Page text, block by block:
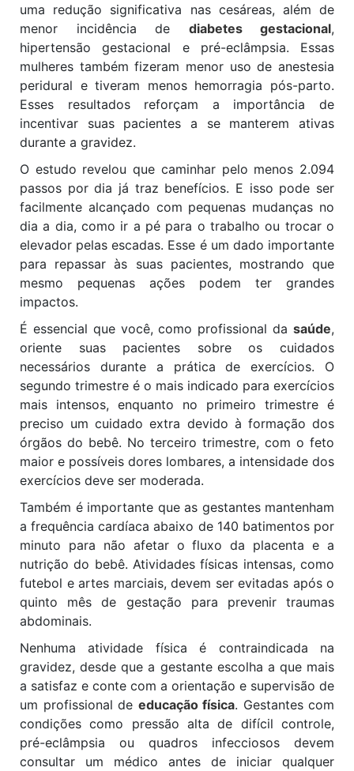
uma redução significativa nas cesáreas, além de
menor incidência de diabetes gestacional,
hipertensão gestacional e pré-eclâmpsia. Essas
mulheres também fizeram menor uso de anestesia
peridural e tiveram menos hemorragia pós-parto.
Esses resultados reforçam a importância de
incentivar suas pacientes a se manterem ativas
durante a gravidez.
O estudo revelou que caminhar pelo menos 2.094
passos por dia já traz benefícios. E isso pode ser
facilmente alcançado com pequenas mudanças no
dia a dia, como ir a pé para o trabalho ou trocar o
elevador pelas escadas. Esse é um dado importante
para repassar às suas pacientes, mostrando que
mesmo pequenas ações podem ter grandes
impactos.
É essencial que você, como profissional da saúde,
oriente suas pacientes sobre os cuidados
necessários durante a prática de exercícios. O
segundo trimestre é o mais indicado para exercícios
mais intensos, enquanto no primeiro trimestre é
preciso um cuidado extra devido à formação dos
órgãos do bebê. No terceiro trimestre, com o feto
maior e possíveis dores lombares, a intensidade dos
exercícios deve ser moderada.
Também é importante que as gestantes mantenham
a frequência cardíaca abaixo de 140 batimentos por
minuto para não afetar o fluxo da placenta e a
nutrição do bebê. Atividades físicas intensas, como
futebol e artes marciais, devem ser evitadas após o
quinto mês de gestação para prevenir traumas
abdominais.
Nenhuma atividade física é contraindicada na
gravidez, desde que a gestante escolha a que mais
a satisfaz e conte com a orientação e supervisão de
um profissional de educação física. Gestantes com
condições como pressão alta de difícil controle,
pré-eclâmpsia ou quadros infecciosos devem
consultar um médico antes de iniciar qualquer